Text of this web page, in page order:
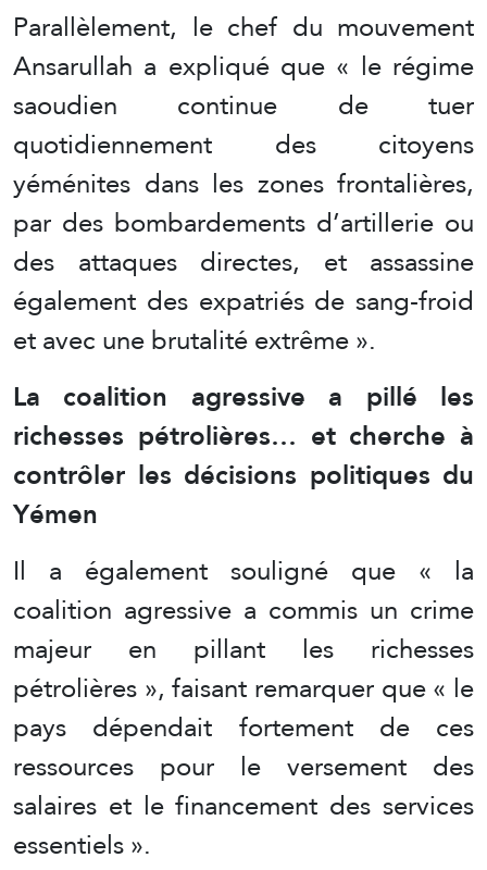
Parallèlement, le chef du mouvement
Ansarullah a expliqué que « le régime
saoudien continue de tuer
quotidiennement des citoyens
yéménites dans les zones frontalières,
par des bombardements d’artillerie ou
des attaques directes, et assassine
également des expatriés de sang-froid
et avec une brutalité extrême ».
La coalition agressive a pillé les
richesses pétrolières… et cherche à
contrôler les décisions politiques du
Yémen
Il a également souligné que « la
coalition agressive a commis un crime
majeur en pillant les richesses
pétrolières », faisant remarquer que « le
pays dépendait fortement de ces
ressources pour le versement des
salaires et le financement des services
essentiels ».